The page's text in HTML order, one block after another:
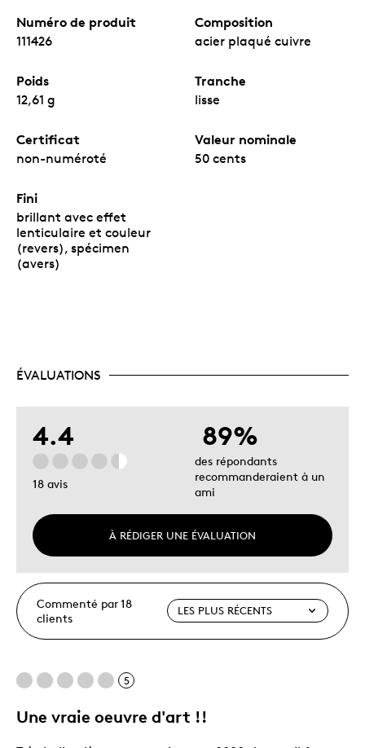
Numéro de produit
111426
Composition
acier plaqué cuivre
Poids
12,61 g
Tranche
lisse
Certificat
non-numéroté
Valeur nominale
50 cents
Fini
brillant avec effet
lenticulaire et couleur
(revers), spécimen
(avers)
ÉVALUATIONS
4.4
18 avis
À RÉDIGER UNE ÉVALUATION
89%
des répondants
recommanderaient à un
ami
Commenté par 18
clients
5
Une vraie oeuvre d'art !!